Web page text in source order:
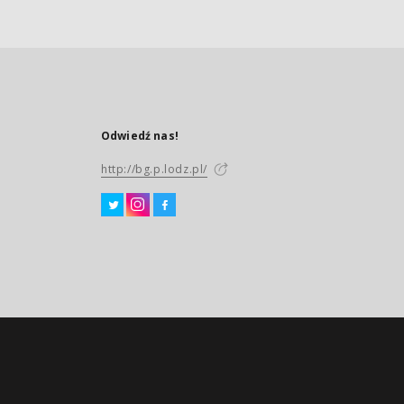
Odwiedź nas!
http://bg.p.lodz.pl/